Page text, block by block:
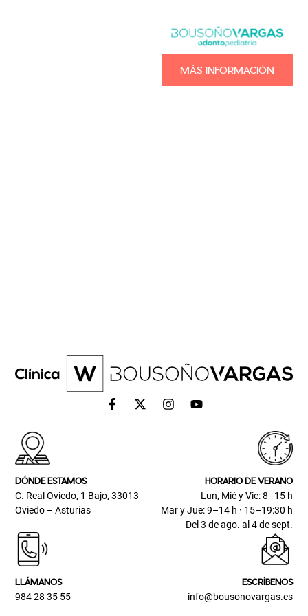
MÁS INFORMACIÓN
DÓNDE ESTAMOS
C. Real Oviedo, 1 Bajo, 33013
Oviedo – Asturias
HORARIO DE VERANO
Lun, Mié y Vie: 8–15 h
Mar y Jue: 9–14 h · 15–19:30 h
Del 3 de ago. al 4 de sept.
LLÁMANOS
984 28 35 55
ESCRÍBENOS
info@bousonovargas.es